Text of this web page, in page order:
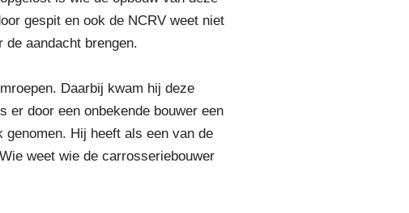
gespit en ook de NCRV weet niet
de aandacht brengen.
Daarbij kwam hij deze
er door een onbekende bouwer een
Hij heeft als een van de
weet wie de carrosseriebouwer